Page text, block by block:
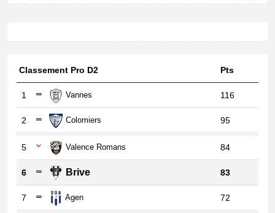
Classement Pro D2 Pts
1 Vannes 116
2 Colomiers 95
5 Valence Romans 84
6 Brive 83
7 Agen 72